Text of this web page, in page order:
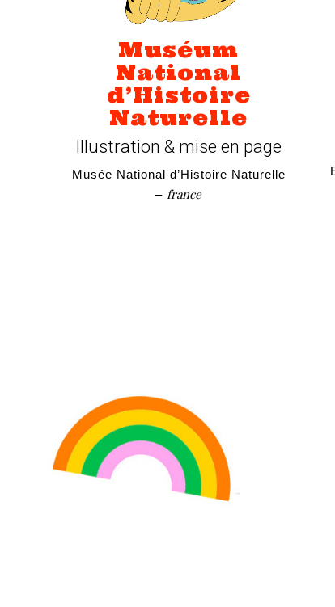
Muséum
National
d’Histoire
Naturelle
Illustration & mise en page
Musée National d’Histoire Naturelle
– france